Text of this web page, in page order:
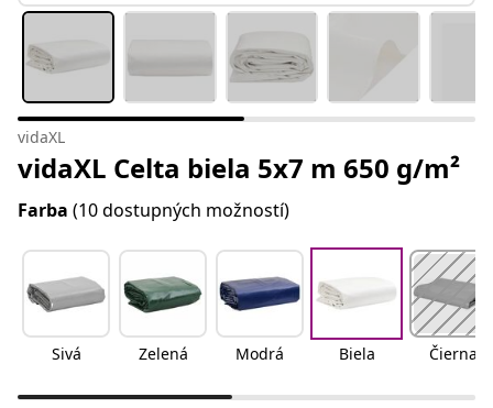
vidaXL
vidaXL Celta biela 5x7 m 650 g/m²
Farba (10 dostupných možností)
Sivá Zelená Modrá Biela Čierna